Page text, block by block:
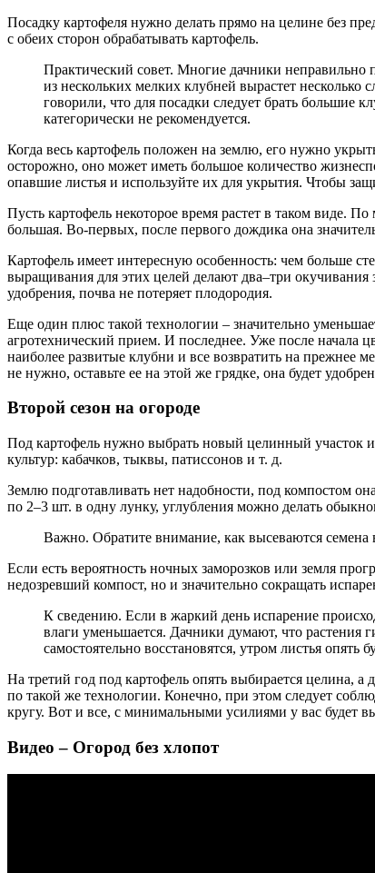
Посадку картофеля нужно делать прямо на целине без
с обеих сторон обрабатывать картофель.
Практический совет. Многие дачники неправильно
из нескольких мелких клубней вырастет несколько
говорили, что для посадки следует брать большие
категорически не рекомендуется.
Когда весь картофель положен на землю, его нужно
осторожно, оно может иметь большое количество
опавшие листья и используйте их для укрытия. Чтобы
Пусть картофель некоторое время растет в таком виде.
большая. Во-первых, после первого дождика она
Картофель имеет интересную особенность: чем больше
выращивания для этих целей делают два–три
удобрения, почва не потеряет плодородия.
Еще один плюс такой технологии – значительно
агротехнический прием. И последнее. Уже после начала
наиболее развитые клубни и все возвратить на прежнее
не нужно, оставьте ее на этой же грядке, она будет
Второй сезон на огороде
Под картофель нужно выбрать новый целинный участок
культур: кабачков, тыквы, патиссонов и т. д.
Землю подготавливать нет надобности, под компостом
по 2–3 шт. в одну лунку, углубления можно делать
Важно. Обратите внимание, как высеваются
Если есть вероятность ночных заморозков или земля
недозревший компост, но и значительно сокращать
К сведению. Если в жаркий день испарение
влаги уменьшается. Дачники думают, что растения
самостоятельно восстановятся, утром листья опять
На третий год под картофель опять выбирается целина,
по такой же технологии. Конечно, при этом следует
кругу. Вот и все, с минимальными усилиями у вас будет
Видео – Огород без хлопот